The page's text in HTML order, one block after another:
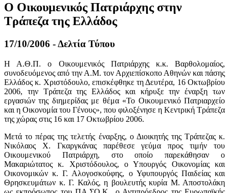
Ο Οικουμενικός Πατριάρχης στην
Τράπεζα της Ελλάδος
17/10/2006 - Δελτία Τύπου
Η Α.Θ.Π. ο Οικουμενικός Πατριάρχης κ.κ. Βαρθολομαίος,
συνοδευόμενος από την Α.Μ. τον Αρχιεπίσκοπο Αθηνών και πάσης
Ελλάδος κ. Χριστόδουλο, επισκέφθηκε τη Δευτέρα, 16 Οκτωβρίου
2006, την Τράπεζα της Ελλάδος και κήρυξε την έναρξη των
εργασιών της διημερίδας με θέμα «Το Οικουμενικό Πατριαρχείο
και η Οικονομία του Γένους», που φιλοξένησε η Κεντρική Τράπεζα
της χώρας στις 16 και 17 Οκτωβρίου 2006.
Μετά το πέρας της τελετής έναρξης, ο Διοικητής της Τράπεζας κ.
Νικόλαος Χ. Γκαργκάνας παρέθεσε γεύμα προς τιμήν του
Οικουμενικού Πατριάρχη, στο οποίο παρεκάθησαν ο
Μακαριώτατος κ. Χριστόδουλος, ο Υπουργός Οικονομίας και
Οικονομικών κ. Γ. Αλογοσκούφης, ο Υφυπουργός Παιδείας και
Θρησκευμάτων κ. Γ. Καλός, η βουλευτής κυρία Μ. Αποστολάκη